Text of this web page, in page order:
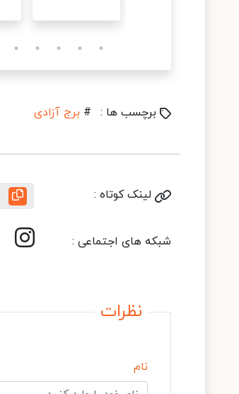
برچسب ها : # برج آزادی
لینک کوتاه :
شبکه های اجتماعی :
نظرات
نام